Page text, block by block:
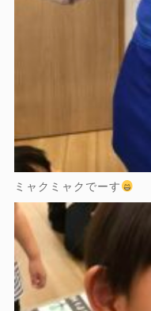
ミャクミャクでーす